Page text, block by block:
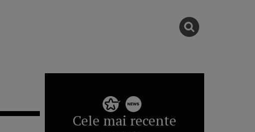
Cele mai recente